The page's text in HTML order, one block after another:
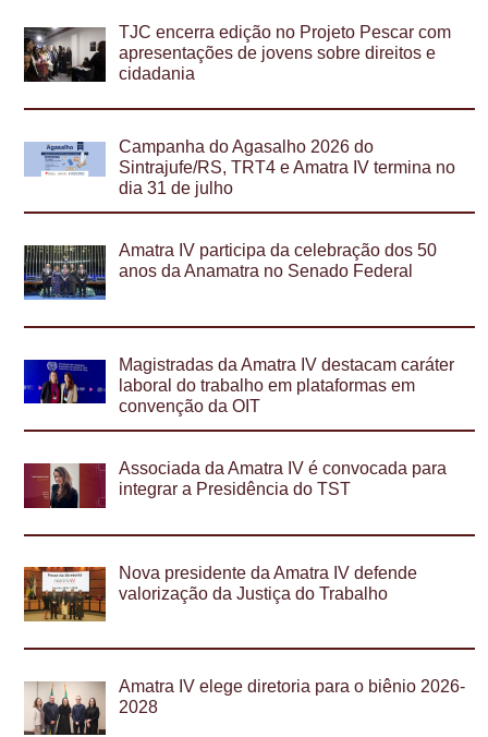
TJC encerra edição no Projeto Pescar com
apresentações de jovens sobre direitos e
cidadania
Campanha do Agasalho 2026 do
Sintrajufe/RS, TRT4 e Amatra IV termina no
dia 31 de julho
Amatra IV participa da celebração dos 50
anos da Anamatra no Senado Federal
Magistradas da Amatra IV destacam caráter
laboral do trabalho em plataformas em
convenção da OIT
Associada da Amatra IV é convocada para
integrar a Presidência do TST
Nova presidente da Amatra IV defende
valorização da Justiça do Trabalho
Amatra IV elege diretoria para o biênio 2026-
2028